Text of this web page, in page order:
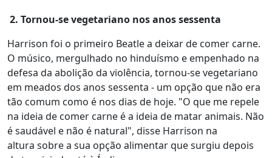
2. Tornou-se vegetariano nos anos sessenta
Harrison foi o primeiro Beatle a deixar de comer carne.
O músico, mergulhado no hinduísmo e empenhado na
defesa da abolição da violência, tornou-se vegetariano
em meados dos anos sessenta - um opção que não era
tão comum como é nos dias de hoje. "O que me repele
na ideia de comer carne é a ideia de matar animais. Não
é saudável e não é natural", disse Harrison na
altura sobre a sua opção alimentar que surgiu depois